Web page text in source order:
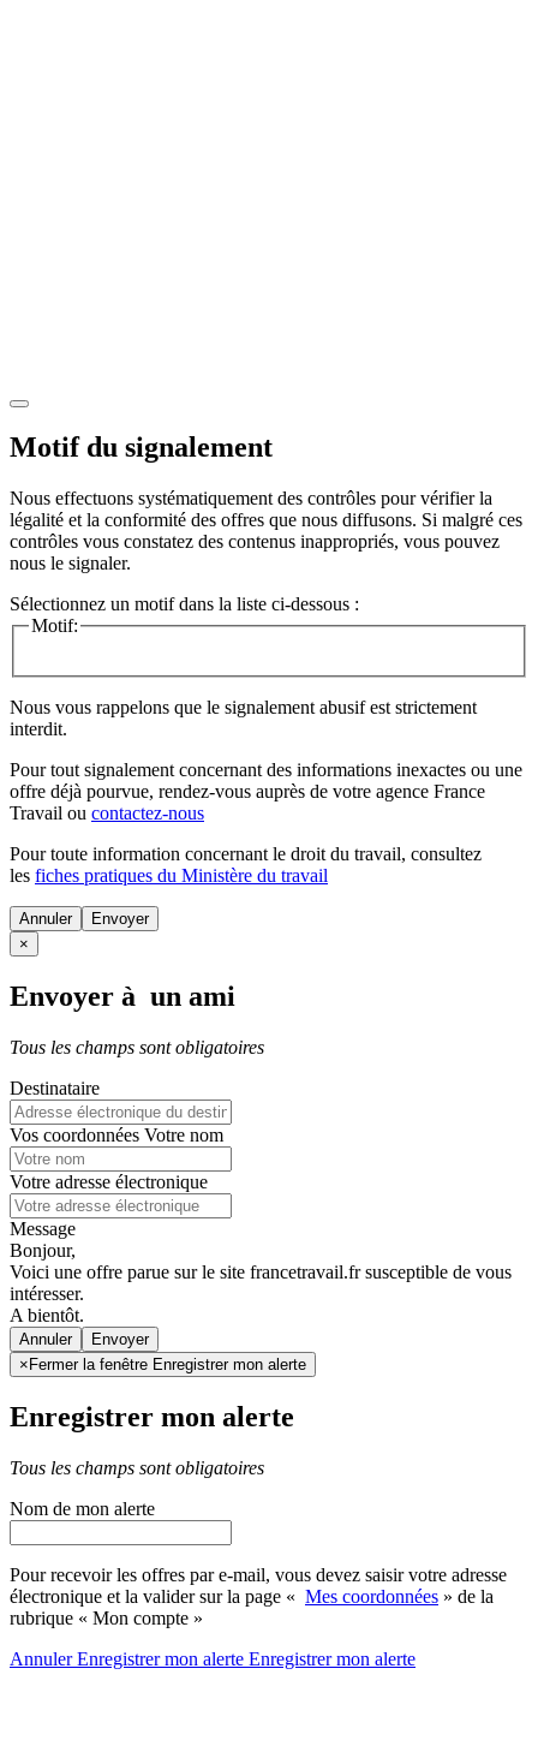
Motif du signalement
Nous effectuons systématiquement des contrôles pour vérifier la
légalité et la conformité des offres que nous diffusons. Si malgré ces
contrôles vous constatez des contenus inappropriés, vous pouvez
nous le signaler.
Sélectionnez un motif dans la liste ci-dessous :
Motif:
Nous vous rappelons que le signalement abusif est strictement
interdit.
Pour tout signalement concernant des informations inexactes ou une
offre déjà pourvue, rendez-vous auprès de votre agence France
Travail ou contactez-nous
Pour toute information concernant le droit du travail, consultez
les fiches pratiques du Ministère du travail
Annuler
×
Envoyer à un ami
Tous les champs sont obligatoires
Destinataire
Vos coordonnées Votre nom
Votre adresse électronique
Message
Bonjour,
Voici une offre parue sur le site francetravail.fr susceptible de vous
intéresser.
A bientôt.
Annuler
× Fermer la fenêtre Enregistrer mon alerte
Enregistrer mon alerte
Tous les champs sont obligatoires
Nom de mon alerte
Pour recevoir les offres par e-mail, vous devez saisir votre adresse
électronique et la valider sur la page « Mes coordonnées » de la
rubrique « Mon compte »
AnnulerEnregistrer mon alerte Enregistrermon alerte